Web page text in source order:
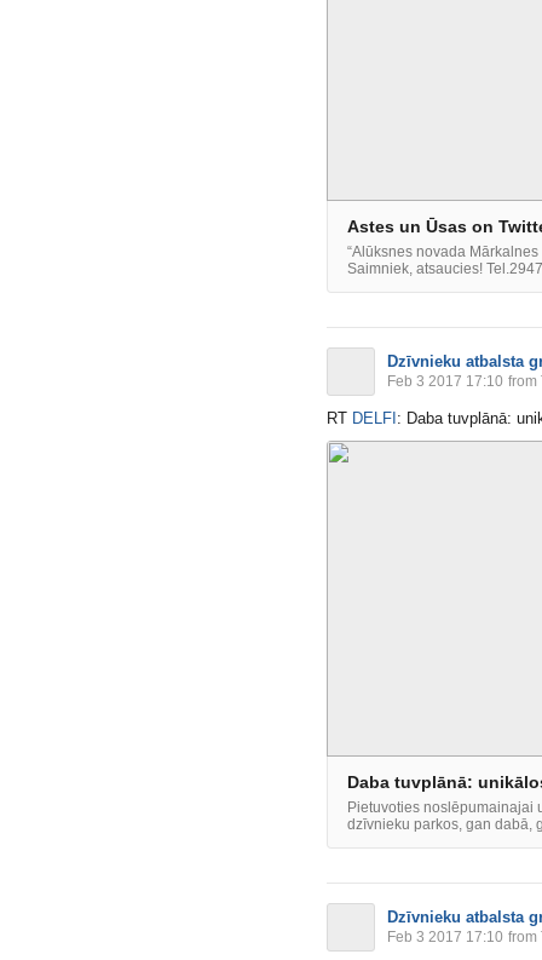
Astes un Ūsas on
“Alūksnes novada
Saimniek, atsaucies!
Dzīvnieku atbalsta
Feb 3 2017 17:10 from
RT DELFI : Daba tuvplānā:
Daba tuvplānā:
Pietuvoties noslēpumainajai
dzīvnieku parkos, gan dabā,
Dzīvnieku atbalsta
Feb 3 2017 17:10 from